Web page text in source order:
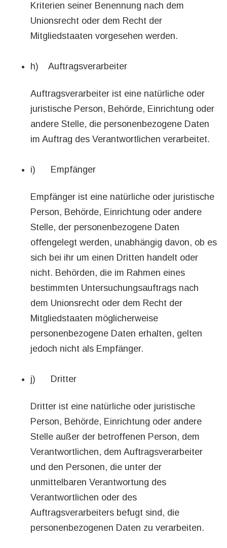
Kriterien seiner Benennung nach dem
Unionsrecht oder dem Recht der
Mitgliedstaaten vorgesehen werden.
h) Auftragsverarbeiter
Auftragsverarbeiter ist eine natürliche oder
juristische Person, Behörde, Einrichtung oder
andere Stelle, die personenbezogene Daten
im Auftrag des Verantwortlichen verarbeitet.
i) Empfänger
Empfänger ist eine natürliche oder juristische
Person, Behörde, Einrichtung oder andere
Stelle, der personenbezogene Daten
offengelegt werden, unabhängig davon, ob es
sich bei ihr um einen Dritten handelt oder
nicht. Behörden, die im Rahmen eines
bestimmten Untersuchungsauftrags nach
dem Unionsrecht oder dem Recht der
Mitgliedstaaten möglicherweise
personenbezogene Daten erhalten, gelten
jedoch nicht als Empfänger.
j) Dritter
Dritter ist eine natürliche oder juristische
Person, Behörde, Einrichtung oder andere
Stelle außer der betroffenen Person, dem
Verantwortlichen, dem Auftragsverarbeiter
und den Personen, die unter der
unmittelbaren Verantwortung des
Verantwortlichen oder des
Auftragsverarbeiters befugt sind, die
personenbezogenen Daten zu verarbeiten.